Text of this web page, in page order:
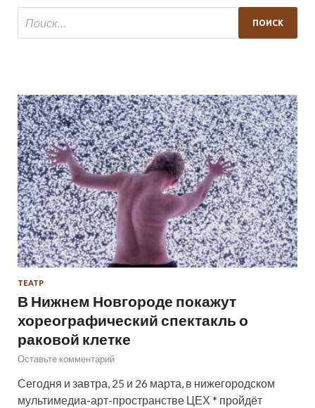
ТЕАТР
В Нижнем Новгороде покажут
хореографический спектакль о
раковой клетке
Оставьте комментарий
Сегодня и завтра, 25 и 26 марта, в нижегородском
мультимедиа-арт-пространстве ЦЕХ * пройдёт